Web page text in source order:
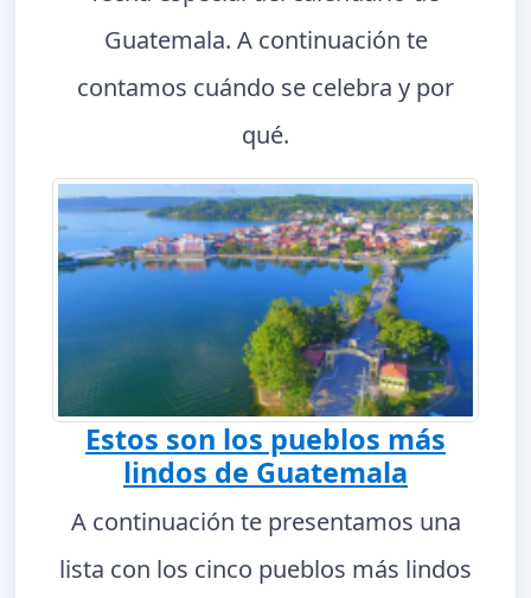
Guatemala. A continuación te
contamos cuándo se celebra y por
qué.
Estos son los pueblos más
lindos de Guatemala
A continuación te presentamos una
lista con los cinco pueblos más lindos